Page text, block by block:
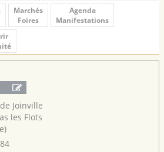
Marchés
Foires
Agenda
Manifestations
Joinville
les Flots